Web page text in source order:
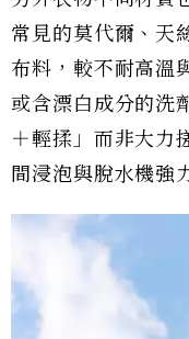
常見的莫代爾、天
布料，較不耐高溫
或含漂白成分的洗
＋輕揉」而非大力
間浸泡與脫水機強